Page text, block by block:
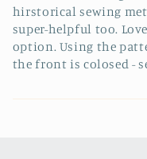
hirstorical sewing
super-helpful too.
option. Using the
the front is colosed -